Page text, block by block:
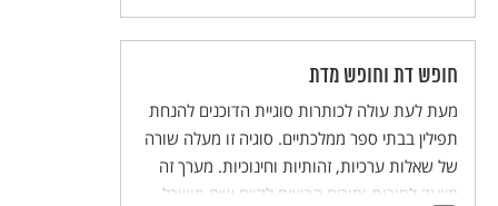
יציאת מצרים מבטא רעיון הומניסטי – חירות האדם
– וחושף את המנגנונים שדרכם בעלי הכוח
משעבדים אחרים. בשיעור הזה יפגשו התלמידים
טקסטים הקשורים ליציאת מצרים, שהדיון בהם
נועד להעצים את ההזדהות עם ערך החירות לכל
אדם, את האמפתיה לאחר ואת המודעות
למשמעות השליטה של אדם על זולתו.
חופש דת וחופש מדת
מעת לעת עולה לכותרות סוגיית הדוכנים להנחת
תפילין בבתי ספר ממלכתיים. סוגיה זו מעלה שורה
של שאלות ערכיות, זהותיות וחינוכיות. מערך זה
מיועד למורות ומורים הרוצים לקיים שיח מושכל